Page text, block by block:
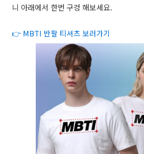
니 아래에서 한번 구겅 해보세요.
👉 MBTI 반팔 티셔츠 보러가기